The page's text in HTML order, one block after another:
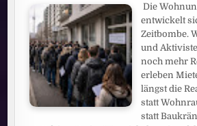
Die
entwickelt
Zeitbombe.
und
noch mehr
erleben
längst die
statt
statt